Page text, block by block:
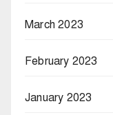
March 2023
February 2023
January 2023